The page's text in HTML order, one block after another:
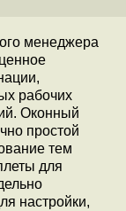
менеджера
рабочих
Оконный
простой
тем
для
настройки,